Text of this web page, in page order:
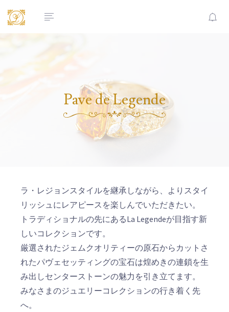
Pave de Legende
ラ・レジョンスタイルを継承しながら、よりスタイ
リッシュにレアピースを楽しんでいただきたい。
トラディショナルの先にあるLa Legendeが目指す新
しいコレクションです。
厳選されたジェムクオリティーの原石からカットさ
れたパヴェセッティングの宝石は煌めきの連鎖を生
み出しセンターストーンの魅力を引き立てます。
みなさまのジュエリーコレクションの行き着く先
へ。